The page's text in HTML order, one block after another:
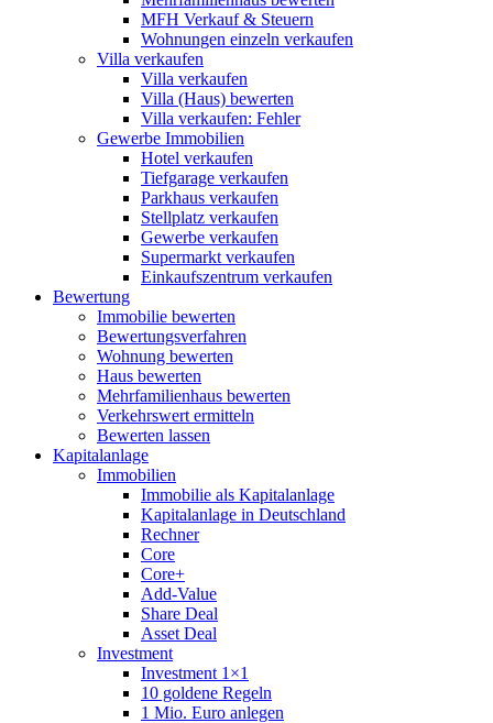
MFH Verkauf & Steuern
Wohnungen einzeln verkaufen
Villa verkaufen
Villa verkaufen
Villa (Haus) bewerten
Villa verkaufen: Fehler
Gewerbe Immobilien
Hotel verkaufen
Tiefgarage verkaufen
Parkhaus verkaufen
Stellplatz verkaufen
Gewerbe verkaufen
Supermarkt verkaufen
Einkaufszentrum verkaufen
Bewertung
Immobilie bewerten
Bewertungsverfahren
Wohnung bewerten
Haus bewerten
Mehrfamilienhaus bewerten
Verkehrswert ermitteln
Bewerten lassen
Kapitalanlage
Immobilien
Immobilie als Kapitalanlage
Kapitalanlage in Deutschland
Rechner
Core
Core+
Add-Value
Share Deal
Asset Deal
Investment
Investment 1×1
10 goldene Regeln
1 Mio. Euro anlegen